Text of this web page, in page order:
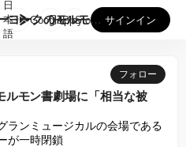
火災によりニューヨークのモルモン書劇場に「相当な被害」が発生
日
本
語
GooglePlay
AppStore サインイン
フォロー
ルモン書劇場に「相当な被
ランミュージカルの会場である
が一時閉鎖